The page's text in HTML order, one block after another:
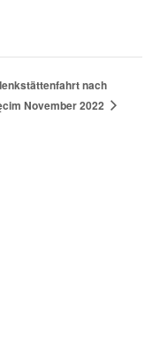
nach
November 2022